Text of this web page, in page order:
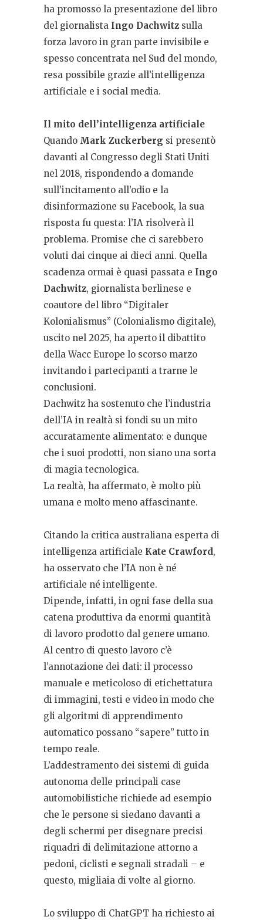
ha promosso la presentazione del libro
del giornalista Ingo Dachwitz sulla
forza lavoro in gran parte invisibile e
spesso concentrata nel Sud del mondo,
resa possibile grazie all’intelligenza
artificiale e i social media.
Il mito dell’intelligenza artificiale
Quando Mark Zuckerberg si presentò
davanti al Congresso degli Stati Uniti
nel 2018, rispondendo a domande
sull’incitamento all’odio e la
disinformazione su Facebook, la sua
risposta fu questa: l’IA risolverà il
problema. Promise che ci sarebbero
voluti dai cinque ai dieci anni. Quella
scadenza ormai è quasi passata e Ingo
Dachwitz, giornalista berlinese e
coautore del libro “Digitaler
Kolonialismus” (Colonialismo digitale),
uscito nel 2025, ha aperto il dibattito
della Wacc Europe lo scorso marzo
invitando i partecipanti a trarne le
conclusioni.
Dachwitz ha sostenuto che l’industria
dell’IA in realtà si fondi su un mito
accuratamente alimentato: e dunque
che i suoi prodotti, non siano una sorta
di magia tecnologica.
La realtà, ha affermato, è molto più
umana e molto meno affascinante.
Citando la critica australiana esperta di
intelligenza artificiale Kate Crawford,
ha osservato che l’IA non è né
artificiale né intelligente.
Dipende, infatti, in ogni fase della sua
catena produttiva da enormi quantità
di lavoro prodotto dal genere umano.
Al centro di questo lavoro c’è
l’annotazione dei dati: il processo
manuale e meticoloso di etichettatura
di immagini, testi e video in modo che
gli algoritmi di apprendimento
automatico possano “sapere” tutto in
tempo reale.
L’addestramento dei sistemi di guida
autonoma delle principali case
automobilistiche richiede ad esempio
che le persone si siedano davanti a
degli schermi per disegnare precisi
riquadri di delimitazione attorno a
pedoni, ciclisti e segnali stradali – e
questo, migliaia di volte al giorno.
Lo sviluppo di ChatGPT ha richiesto ai